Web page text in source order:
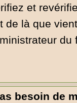
et
de là que
besoin de